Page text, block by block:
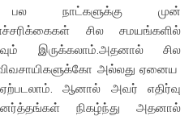
பல நாட்களுக்கு முன்
சில சமயங்களில்
இருக்கலாம்.அதனால் சில
அல்லது ஏனைய
ஆனால் அவர் எதிர்வு
நிகழ்ந்து அதனால்